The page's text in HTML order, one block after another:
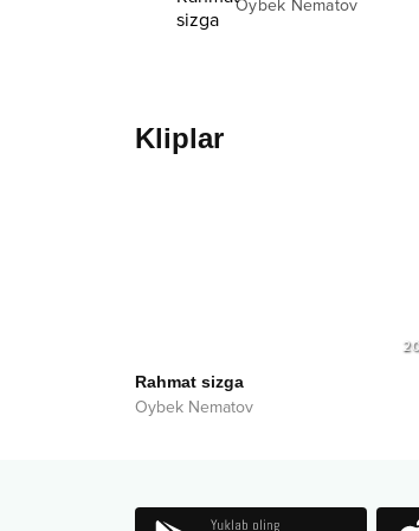
Oybek Nematov
Kliplar
Rahmat sizga
Oybek Nematov